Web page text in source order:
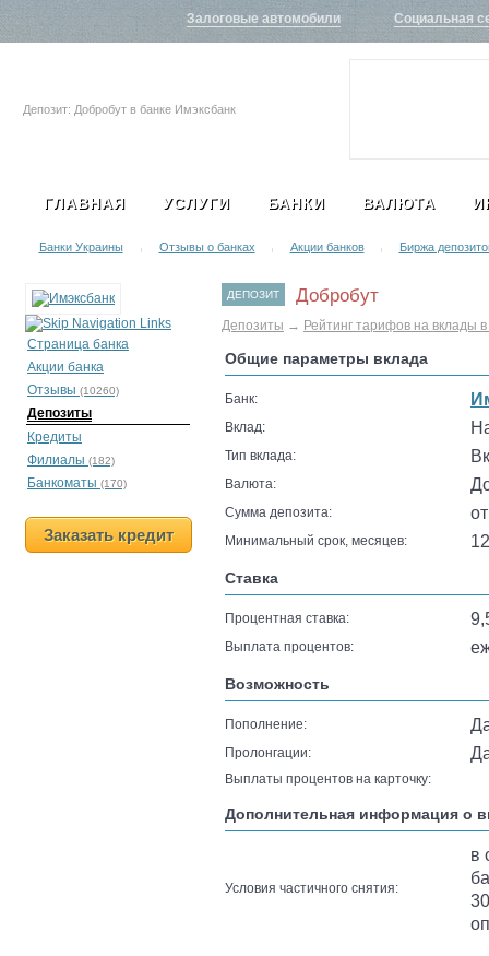
Залоговые автомобили Социальная
Депозит: Добробут в банке Имэксбанк
ГЛАВНАЯ УСЛУГИ БАНКИ ВАЛЮТА
Банки Украины | Отзывы о банках | Акции банков | Биржа
Страница банка
Акции банка
Отзывы (10260)
Депозиты
Кредиты
Филиалы (182)
Банкоматы (170)
Заказать кредит
ДЕПОЗИТ Добробут
Депозиты → Рейтинг тарифов на вклады
Общие параметры вклада
Банк:
Вклад:
Тип вклада:
Валюта:
Сумма депозита:
Минимальный срок, месяцев:
Ставка
Процентная ставка:
Выплата процентов:
Возможность
Пополнение:
Пролонгации:
Выплаты процентов на карточку:
Дополнительная информация о
Условия частичного снятия:
в